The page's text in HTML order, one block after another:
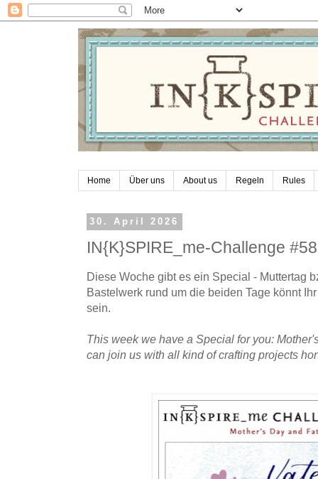
Home Über uns About us Regeln Rules
30. April 2026
IN{K}SPIRE_me-Challenge
Diese Woche gibt es ein Special - Muttertag
Bastelwerk rund um die beiden Tage könnt
sein.
This week we have a Special for you:
can join us with all kind of crafting projects